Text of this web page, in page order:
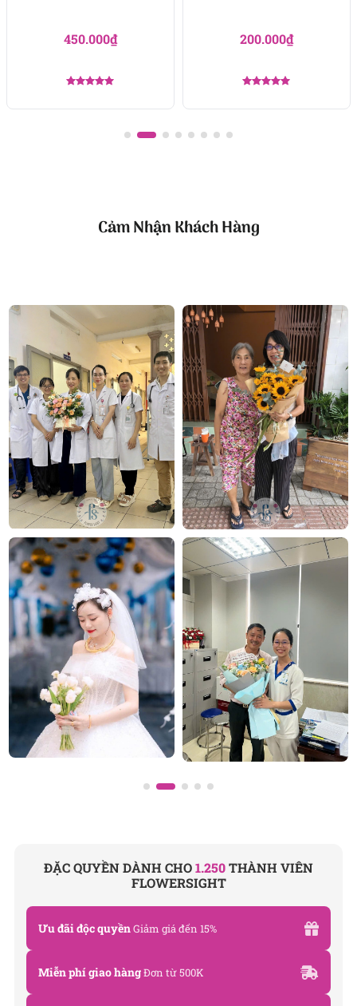
Công ty TNHH Hoa Tươi FLOWERSIGHT –
hẹn. Mỗi sản phẩm là một tác phẩm nghệ thuật
Chúng tôi mang đến đa dạng mẫu hoa:hoa sinh
hoa khai trương,hoa cưới đẹp
, đặc biệt là các
mẫubó hoa cướiđược chăm chút kỹ lưỡng.
Văn Phòng: 235A Hoàng Hoa Thám, P.5, Quận Phú
Nhuận, TP.HCM
Địa chỉ: 120B Huỳnh Văn Bánh, P.11, Quận Phú Nhuận,
TP.HCM
Hotline: 093 407 2575
E-mail: info@flowersight.com
Website:https://flowersight.com/
Đánh giá product này
450.000₫ 200.000₫
Cảm Nhận Khách Hàng
ĐẶC QUYỀN DÀNH CHO1.250THÀNH VIÊN
FLOWERSIGHT
Ưu đãi độc quyềnGiảm giá đến 15%
Miễn phí giao hàngĐơn từ 500K